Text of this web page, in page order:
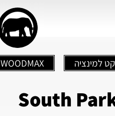
למינציה WOODMAX
South